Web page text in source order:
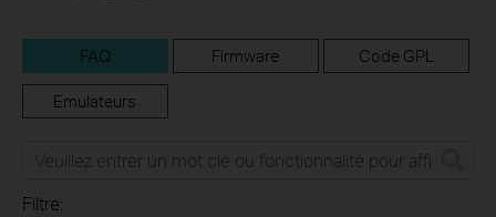
FAQ Firmware Code GPL
Emulateurs
Filtre: